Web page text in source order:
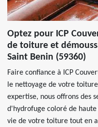
Optez pour ICP
de toiture et
Saint Benin (59360)
Faire confiance à ICP
le nettoyage de votre
expertise, nous offrons des
d'hydrofuge coloré de
vie de votre toiture tout en